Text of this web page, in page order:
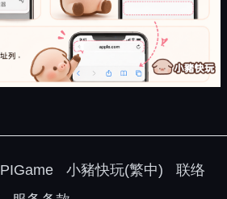
PIGame 小豬快玩(繁中)
联络